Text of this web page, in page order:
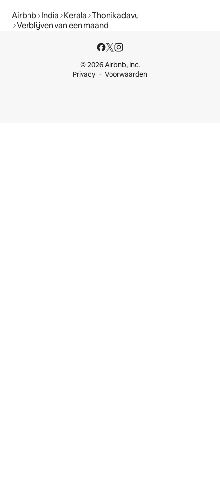
Airbnb India Kerala Thonikadavu
Verblijven van een maand
© 2026 Airbnb, Inc.
Privacy
Voorwaarden